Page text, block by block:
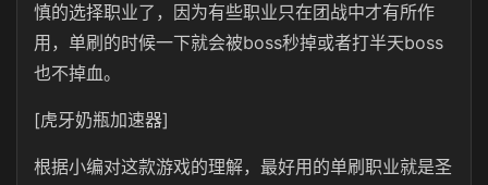
慎的选择职业了，因为有些职业只在团战中才有所作
用，单刷的时候一下就会被boss秒掉或者打半天boss
也不掉血。
[虎牙奶瓶加速器]
根据小编对这款游戏的理解，最好用的单刷职业就是圣